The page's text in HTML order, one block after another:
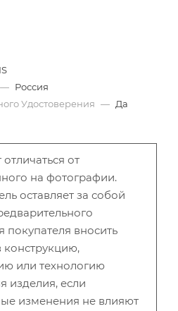
— Россия
Удостоверения — Да
от
на фотографии.
оставляет за собой
покупателя вносить
конструкцию,
или технологию
изделия, если
изменения не влияют